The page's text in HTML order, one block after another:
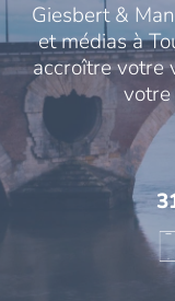
Giesbert &
et médias à
accroître votre
votre